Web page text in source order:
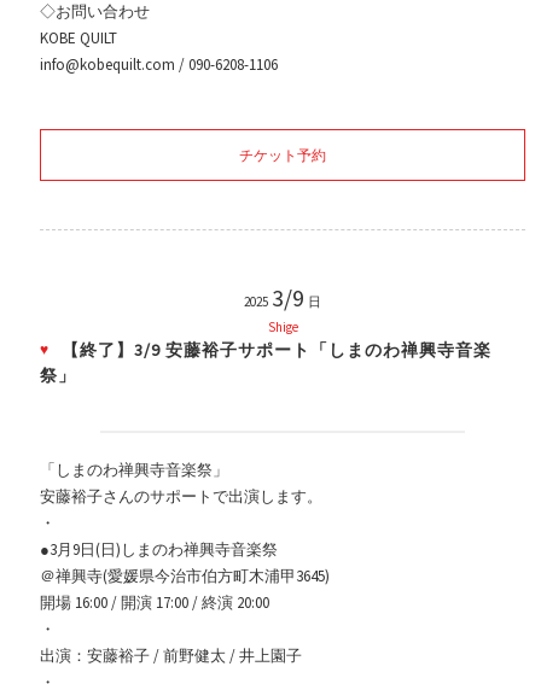
◇お問い合わせ
KOBE QUILT
info@kobequilt.com / 090-6208-1106
チケット予約
2025 3/9 日
Shige
【終了】3/9 安藤裕子サポート「しまのわ禅興寺音楽
祭」
「しまのわ禅興寺音楽祭」
安藤裕子さんのサポートで出演します。
・
●3月9日(日)しまのわ禅興寺音楽祭
＠禅興寺(愛媛県今治市伯方町木浦甲3645)
開場 16:00 / 開演 17:00 / 終演 20:00
・
出演： 安藤裕子 / 前野健太 / 井上園子